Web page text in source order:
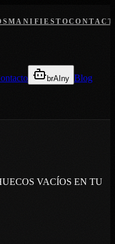
MANIFIESTO
brAIny Blog
VACÍOS EN TU